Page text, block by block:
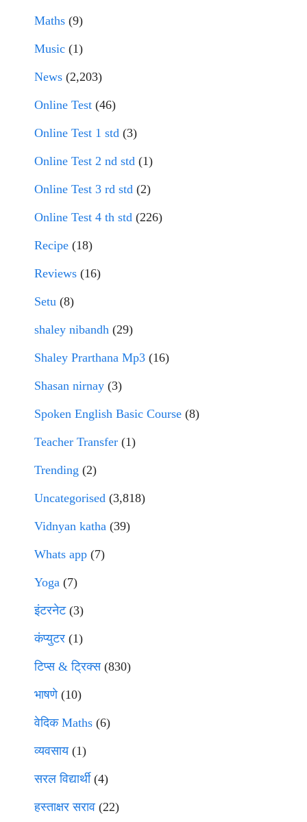
Maths (9)
Music (1)
News (2,203)
Online Test (46)
Online Test 1 std (3)
Online Test 2 nd std (1)
Online Test 3 rd std (2)
Online Test 4 th std (226)
Recipe (18)
Reviews (16)
Setu (8)
shaley nibandh (29)
Shaley Prarthana Mp3 (16)
Shasan nirnay (3)
Spoken English Basic Course (8)
Teacher Transfer (1)
Trending (2)
Uncategorised (3,818)
Vidnyan katha (39)
Whats app (7)
Yoga (7)
इंटरनेट(3)
कंप्युटर (1)
टिप्स & ट्रिक्स(830)
भाषणे(10)
वेदिक Maths (6)
व्यवसाय(1)
सरल विद्यार्थी(4)
हस्ताक्षर सराव (22)